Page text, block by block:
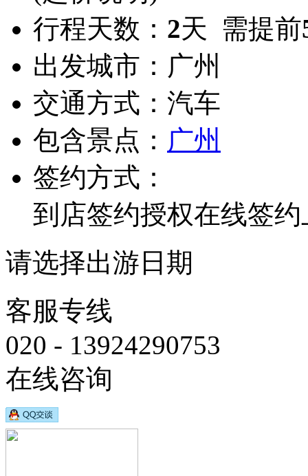
行程天数： 2天 需提前
出发城市： 广州
交通方式： 汽车
包含景点： 广州
签约方式：
到店签约授权在线签约
请选择出游日期
客服专线
020 - 13924290753
在线咨询